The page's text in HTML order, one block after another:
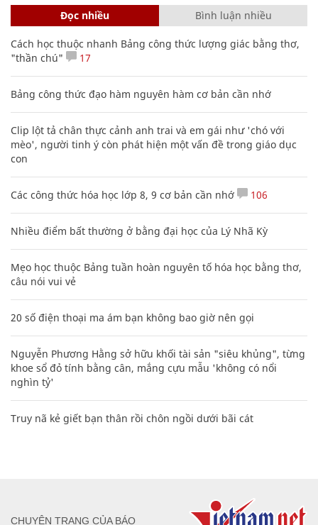
Đọc nhiều Bình luận nhiều
Cách học thuộc nhanh Bảng công thức lượng giác bằng thơ,
"thần chú"
17
Bảng công thức đạo hàm nguyên hàm cơ bản cần nhớ
Clip lột tả chân thực cảnh anh trai và em gái như 'chó với
mèo', người tinh ý còn phát hiện một vấn đề trong giáo dục
con
Các công thức hóa học lớp 8, 9 cơ bản cần nhớ 106
Nhiều điểm bất thường ở bằng đại học của Lý Nhã Kỳ
Mẹo học thuộc Bảng tuần hoàn nguyên tố hóa học bằng thơ,
câu nói vui vẻ
20 số điện thoại ma ám bạn không bao giờ nên gọi
Nguyễn Phương Hằng sở hữu khối tài sản "siêu khủng", từng
khoe sổ đỏ tính bằng cân, mắng cựu mẫu 'không có nổi
nghìn tỷ'
Truy nã kẻ giết bạn thân rồi chôn ngồi dưới bãi cát
CHUYÊN TRANG CỦA BÁO